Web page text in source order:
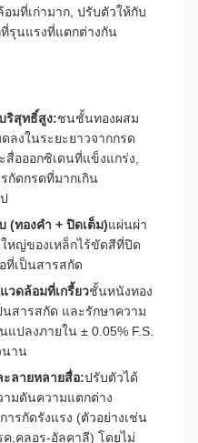
มที่เก่ามาก, ปรับตัวให้กับ
รุนแรงที่แตกต่างกัน
ริสุทธิ์สูง:ชนชั้นทองผสม
งในระยะยาวจากกรด
อออกซิเดนที่แข็งแกร่ง,
กัดกรดที่มากเกิน
(ทองคํา + ปิดเต็ม)แผ่นผ่า
หญ่ของเหล็กไร้ขัดสีที่ปิด
ที่เป็นสารสกัด
วดล้อมที่เกรี้ยวชั้นหนังทอง
นสารสกัด และรักษาความ
แปลงภายใน ± 0.05% F.S.
นาน
ะลายหลายสื่อ:ปรับตัวได้
ามดันความแตกต่าง
ารกัดรังแรง (ตัวอย่างเช่น
,คลอร-อัลคาลี) โดยไม่